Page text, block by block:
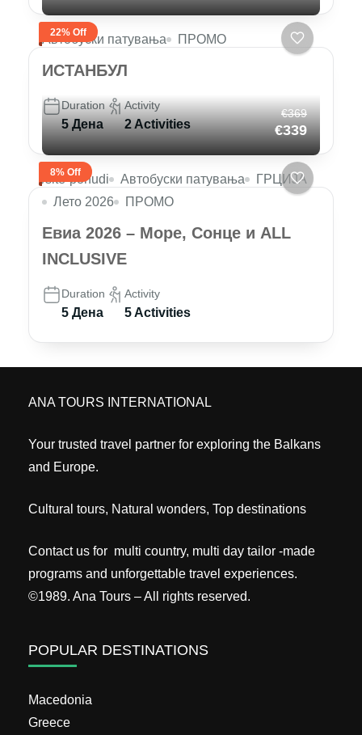
22% Off
Автобуски патувања ПРОМО
ИСТАНБУЛ
Duration
5 Дена
Activity
2 Activities
8% Off
€369
€339
/site-ponudi Автобуски патувања
ГРЦИЈА
Лето 2026
ПРОМО
Евиа 2026 – Море, Сонце и ALL
INCLUSIVE
Duration
5 Дена
Activity
5 Activities
ANA TOURS INTERNATIONAL
Your trusted travel partner for exploring the Balkans
and Europe.
Cultural tours, Natural wonders, Top destinations
Contact us for multi country, multi day tailor -made
programs and unforgettable travel experiences.
©1989. Ana Tours – All rights reserved.
POPULAR DESTINATIONS
Macedonia
Greece